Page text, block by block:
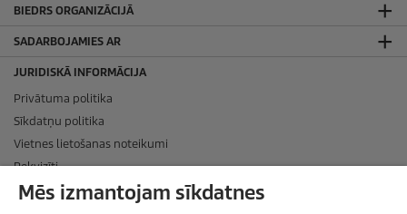
BIEDRS ORGANIZĀCIJĀ
SADARBOJAMIES AR
JURIDISKĀ INFORMĀCIJA
Privātuma politika
Sīkdatņu politika
Vietnes lietošanas noteikumi
Rekvizīti
Mēs izmantojam sīkdatnes